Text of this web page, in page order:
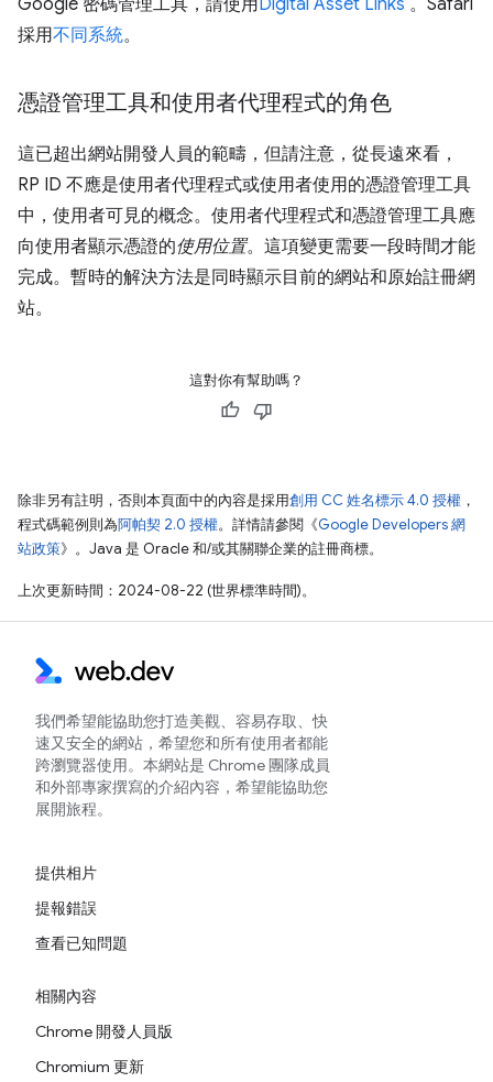
Google 密碼管理工具，請使用Digital Asset Links 。Safari
採用不同系統。
憑證管理工具和使用者代理程式的角色
這已超出網站開發人員的範疇，但請注意，從長遠來看，
RP ID 不應是使用者代理程式或使用者使用的憑證管理工具
中，使用者可見的概念。使用者代理程式和憑證管理工具應
向使用者顯示憑證的使用位置。這項變更需要一段時間才能
完成。暫時的解決方法是同時顯示目前的網站和原始註冊網
站。
這對你有幫助嗎？
除非另有註明，否則本頁面中的內容是採用創用 CC 姓名標示 4.0 授權 ，
程式碼範例則為阿帕契 2.0 授權。詳情請參閱《Google Developers 網
站政策》。Java 是 Oracle 和/或其關聯企業的註冊商標。
上次更新時間：2024-08-22 (世界標準時間)。
我們希望能協助您打造美觀、容易存取、快
速又安全的網站，希望您和所有使用者都能
跨瀏覽器使用。本網站是 Chrome 團隊成員
和外部專家撰寫的介紹內容，希望能協助您
展開旅程。
提供相片
提報錯誤
查看已知問題
相關內容
Chrome 開發人員版
Chromium 更新